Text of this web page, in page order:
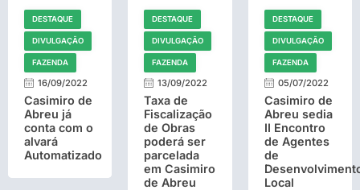
DESTAQUE
DIVULGAÇÃO
FAZENDA
16/09/2022
Casimiro de
Abreu já
conta com o
alvará
Automatizado
DESTAQUE
DIVULGAÇÃO
FAZENDA
13/09/2022
Taxa de
Fiscalização
de Obras
poderá ser
parcelada
em Casimiro
de Abreu
DESTAQUE
DIVULGAÇÃO
FAZENDA
05/07/2022
Casimiro de
Abreu sedia
II Encontro
de Agentes
de
Local